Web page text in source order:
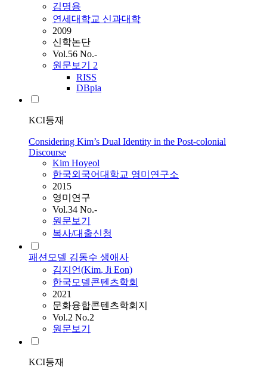
김명용
연세대학교 신과대학
2009
신학논단
Vol.56 No.-
원문보기 2
RISS
DBpia
KCI등재
Considering Kim’s Dual Identity in the Post-colonial
Discourse
Kim Hoyeol
한국외국어대학교 영미연구소
2015
영미연구
Vol.34 No.-
원문보기
복사/대출신청
패션모델 김동수 생애사
김지언(Kim, Ji Eon)
한국모델콘텐츠학회
2021
문화융합콘텐츠학회지
Vol.2 No.2
원문보기
KCI등재